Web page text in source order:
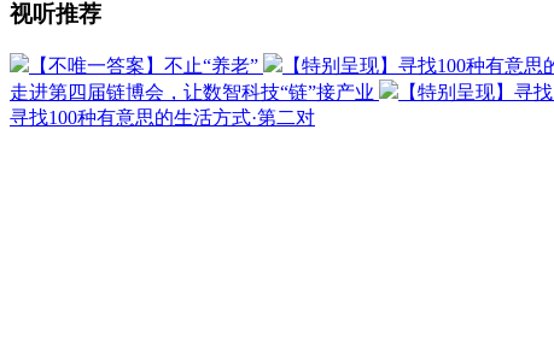
视听推荐
【不唯一答案】不止“养老” 【特别呈现】寻找100种有意思
走进第四届链博会，让数智科技“链”接产业
【特别呈现】寻
寻找100种有意思的生活方式·第二对